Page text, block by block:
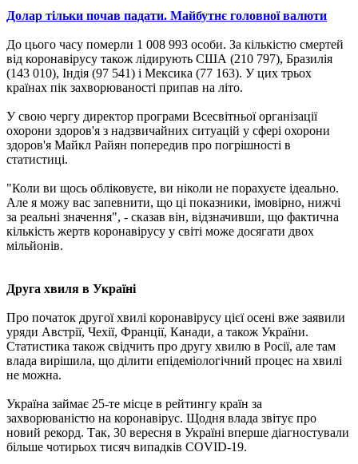
Долар тільки почав падати. Майбутнє головної валюти
До цього часу померли 1 008 993 особи. За кількістю смертей
від коронавірусу також лідирують США (210 797), Бразилія
(143 010), Індія (97 541) і Мексика (77 163). У цих трьох
країнах пік захворюваності припав на літо.
У свою чергу директор програми Всесвітньої організації
охорони здоров'я з надзвичайних ситуацій у сфері охорони
здоров'я Майкл Райян попередив про погрішності в
статистиці.
"Коли ви щось обліковуєте, ви ніколи не порахуєте ідеально.
Але я можу вас запевнити, що ці показники, імовірно, нижчі
за реальні значення", - сказав він, відзначивши, що фактична
кількість жертв коронавірусу у світі може досягати двох
мільйонів.
Друга хвиля в Україні
Про початок другої хвилі коронавірусу цієї осені вже заявили
уряди Австрії, Чехії, Франції, Канади, а також України.
Статистика також свідчить про другу хвилю в Росії, але там
влада вирішила, що ділити епідеміологічний процес на хвилі
не можна.
Україна займає 25-те місце в рейтингу країн за
захворюваністю на коронавірус. Щодня влада звітує про
новий рекорд. Так, 30 вересня в Україні вперше діагностували
більше чотирьох тисяч випадків COVID-19.